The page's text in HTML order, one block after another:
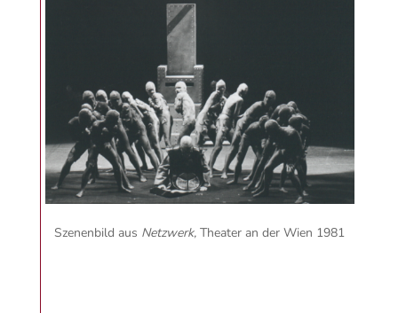
Szenenbild aus Netzwerk, Theater an der Wien 1981